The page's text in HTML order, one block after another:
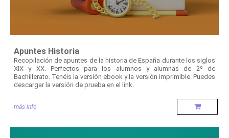
Apuntes Historia
Recopilación de apuntes de la historia de España durante los siglos
XIX y XX. Perfectos para los alumnos y alumnas de 2º de
Bachillerato. Tenéis la versión ebook y la versión imprimible. Puedes
descargar la versión de prueba en el link.
más info